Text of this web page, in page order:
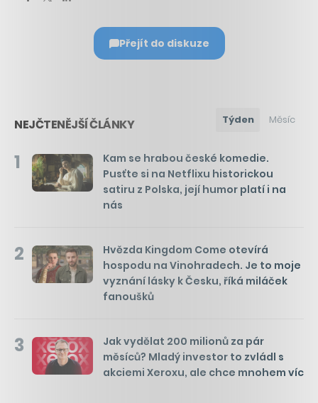
Přejít do diskuze
NEJČTENĚJŠÍ ČLÁNKY Týden Měsíc
1
Kam se hrabou české komedie.
Pusťte si na Netflixu historickou
satiru z Polska, její humor platí i na
nás
2
Hvězda Kingdom Come otevírá
hospodu na Vinohradech. Je to moje
vyznání lásky k Česku, říká miláček
fanoušků
3
Jak vydělat 200 milionů za pár
měsíců? Mladý investor to zvládl s
akciemi Xeroxu, ale chce mnohem víc